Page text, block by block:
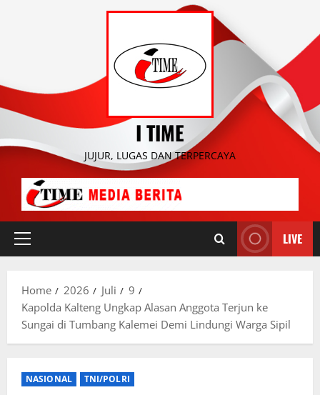
I TIME
JUJUR, LUGAS DAN TERPERCAYA
Primary
LIVE
Home 2026 Juli
9
Kapolda Kalteng Ungkap Alasan Anggota Terjun ke
Sungai di Tumbang Kalemei Demi Lindungi Warga Sipil
NASIONAL TNI/POLRI